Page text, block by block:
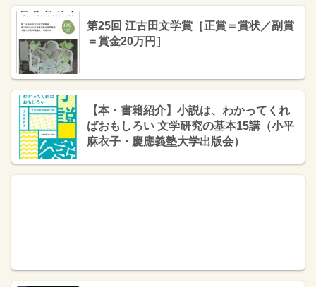
第25回 江古田文学賞［正賞＝賞状／副賞
＝賞金20万円］
【本・書籍紹介】小説は、わかってくれ
ばおもしろい 文学研究の基本15講（小平
麻衣子・慶應義塾大学出版会）